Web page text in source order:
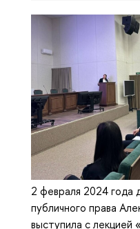
2 февраля 2024 года
публичного права
выступила с лекцией